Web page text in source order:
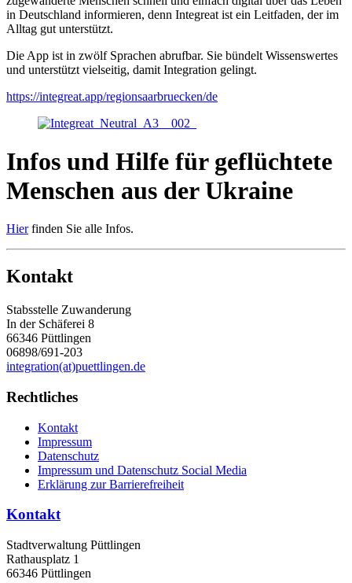
in Deutschland informieren, denn Integreat ist ein Leitfaden, der im
Alltag gut unterstützt.
Die App ist in zwölf Sprachen abrufbar. Sie bündelt Wissenswertes
und unterstützt vielseitig, damit Integration gelingt.
https://integreat.app/regionsaarbruecken/de
Infos und Hilfe für geflüchtete
Menschen aus der Ukraine
Hierfinden Sie alle Infos.
Kontakt
Stabsstelle Zuwanderung
In der Schäferei 8
66346 Püttlingen
06898/691-203
integration(at)puettlingen.de
Rechtliches
Kontakt
Impressum
Datenschutz
Impressum und Datenschutz Social Media
Erklärung zur Barrierefreiheit
Kontakt
Stadtverwaltung Püttlingen
Rathausplatz 1
66346 Püttlingen